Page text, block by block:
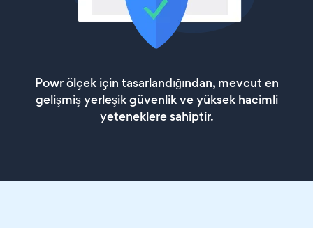
Powr ölçek için tasarlandığından, mevcut en
gelişmiş yerleşik güvenlik ve yüksek hacimli
yeteneklere sahiptir.